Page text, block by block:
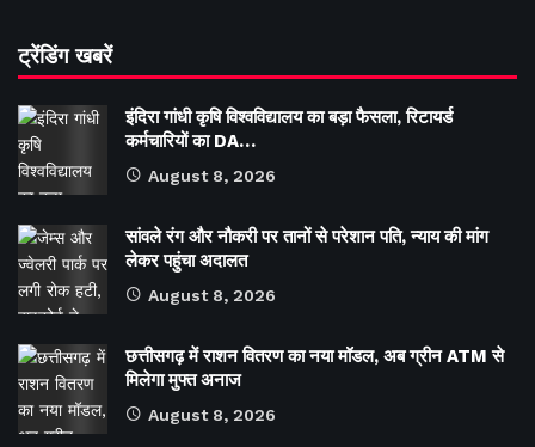
ट्रेंडिंग खबरें
इंदिरा गांधी कृषि विश्वविद्यालय का बड़ा फैसला, रिटायर्ड
कर्मचारियों का DA…
August 8, 2026
सांवले रंग और नौकरी पर तानों से परेशान पति, न्याय की मांग
लेकर पहुंचा अदालत
August 8, 2026
छत्तीसगढ़ में राशन वितरण का नया मॉडल, अब ग्रीन ATM से
मिलेगा मुफ्त अनाज
August 8, 2026